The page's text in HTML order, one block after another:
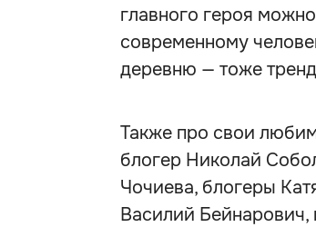
главного героя
современному
деревню — тоже
Также про свои
блогер Николай
Чочиева, блогеры
Василий Бейнарович,